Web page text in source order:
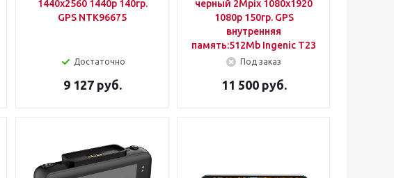
1440x2560 1440p 140гр.
GPS NTK96675
Достаточно
9 127 руб.
черный 2Mpix 1080x1920
1080p 150гр. GPS
внутренняя
память:512Mb Ingenic T23
Под заказ
11 500 руб.